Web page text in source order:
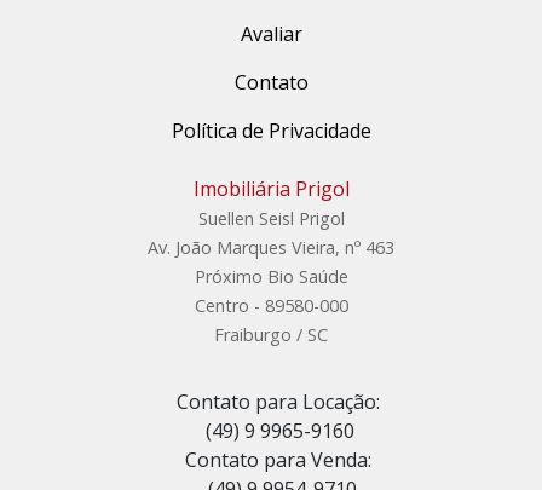
Avaliar
Contato
Política de Privacidade
Imobiliária Prigol
Suellen Seisl Prigol
Av. João Marques Vieira, nº 463
Próximo Bio Saúde
Centro - 89580-000
Fraiburgo / SC
Contato para Locação:
(49) 9 9965-9160
Contato para Venda: